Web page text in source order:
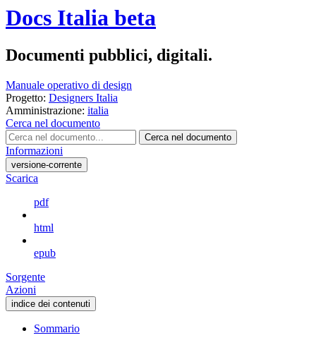
Docs Italia beta
Documenti pubblici, digitali.
Manuale operativo di design
Progetto: Designers Italia
Amministrazione: italia
Cerca nel documento
Cerca nel documento
Informazioni
versione-corrente
Scarica
pdf
html
epub
Sorgente
Azioni
indice dei contenuti
Sommario